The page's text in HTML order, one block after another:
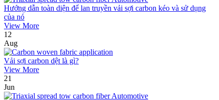
Hướng dẫn toàn diện để lan truyền vải sợi carbon kéo và sử dụng
của nó
View More
12
Aug
Vải sợi carbon dệt là gì?
View More
21
Jun